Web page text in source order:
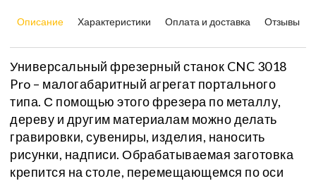
Описание Характеристики Оплата и доставка Отзывы
Универсальный фрезерный станок CNC 3018
Pro – малогабаритный агрегат портального
типа. С помощью этого фрезера по металлу,
дереву и другим материалам можно делать
гравировки, сувениры, изделия, наносить
рисунки, надписи. Обрабатываемая заготовка
крепится на столе, перемещающемся по оси